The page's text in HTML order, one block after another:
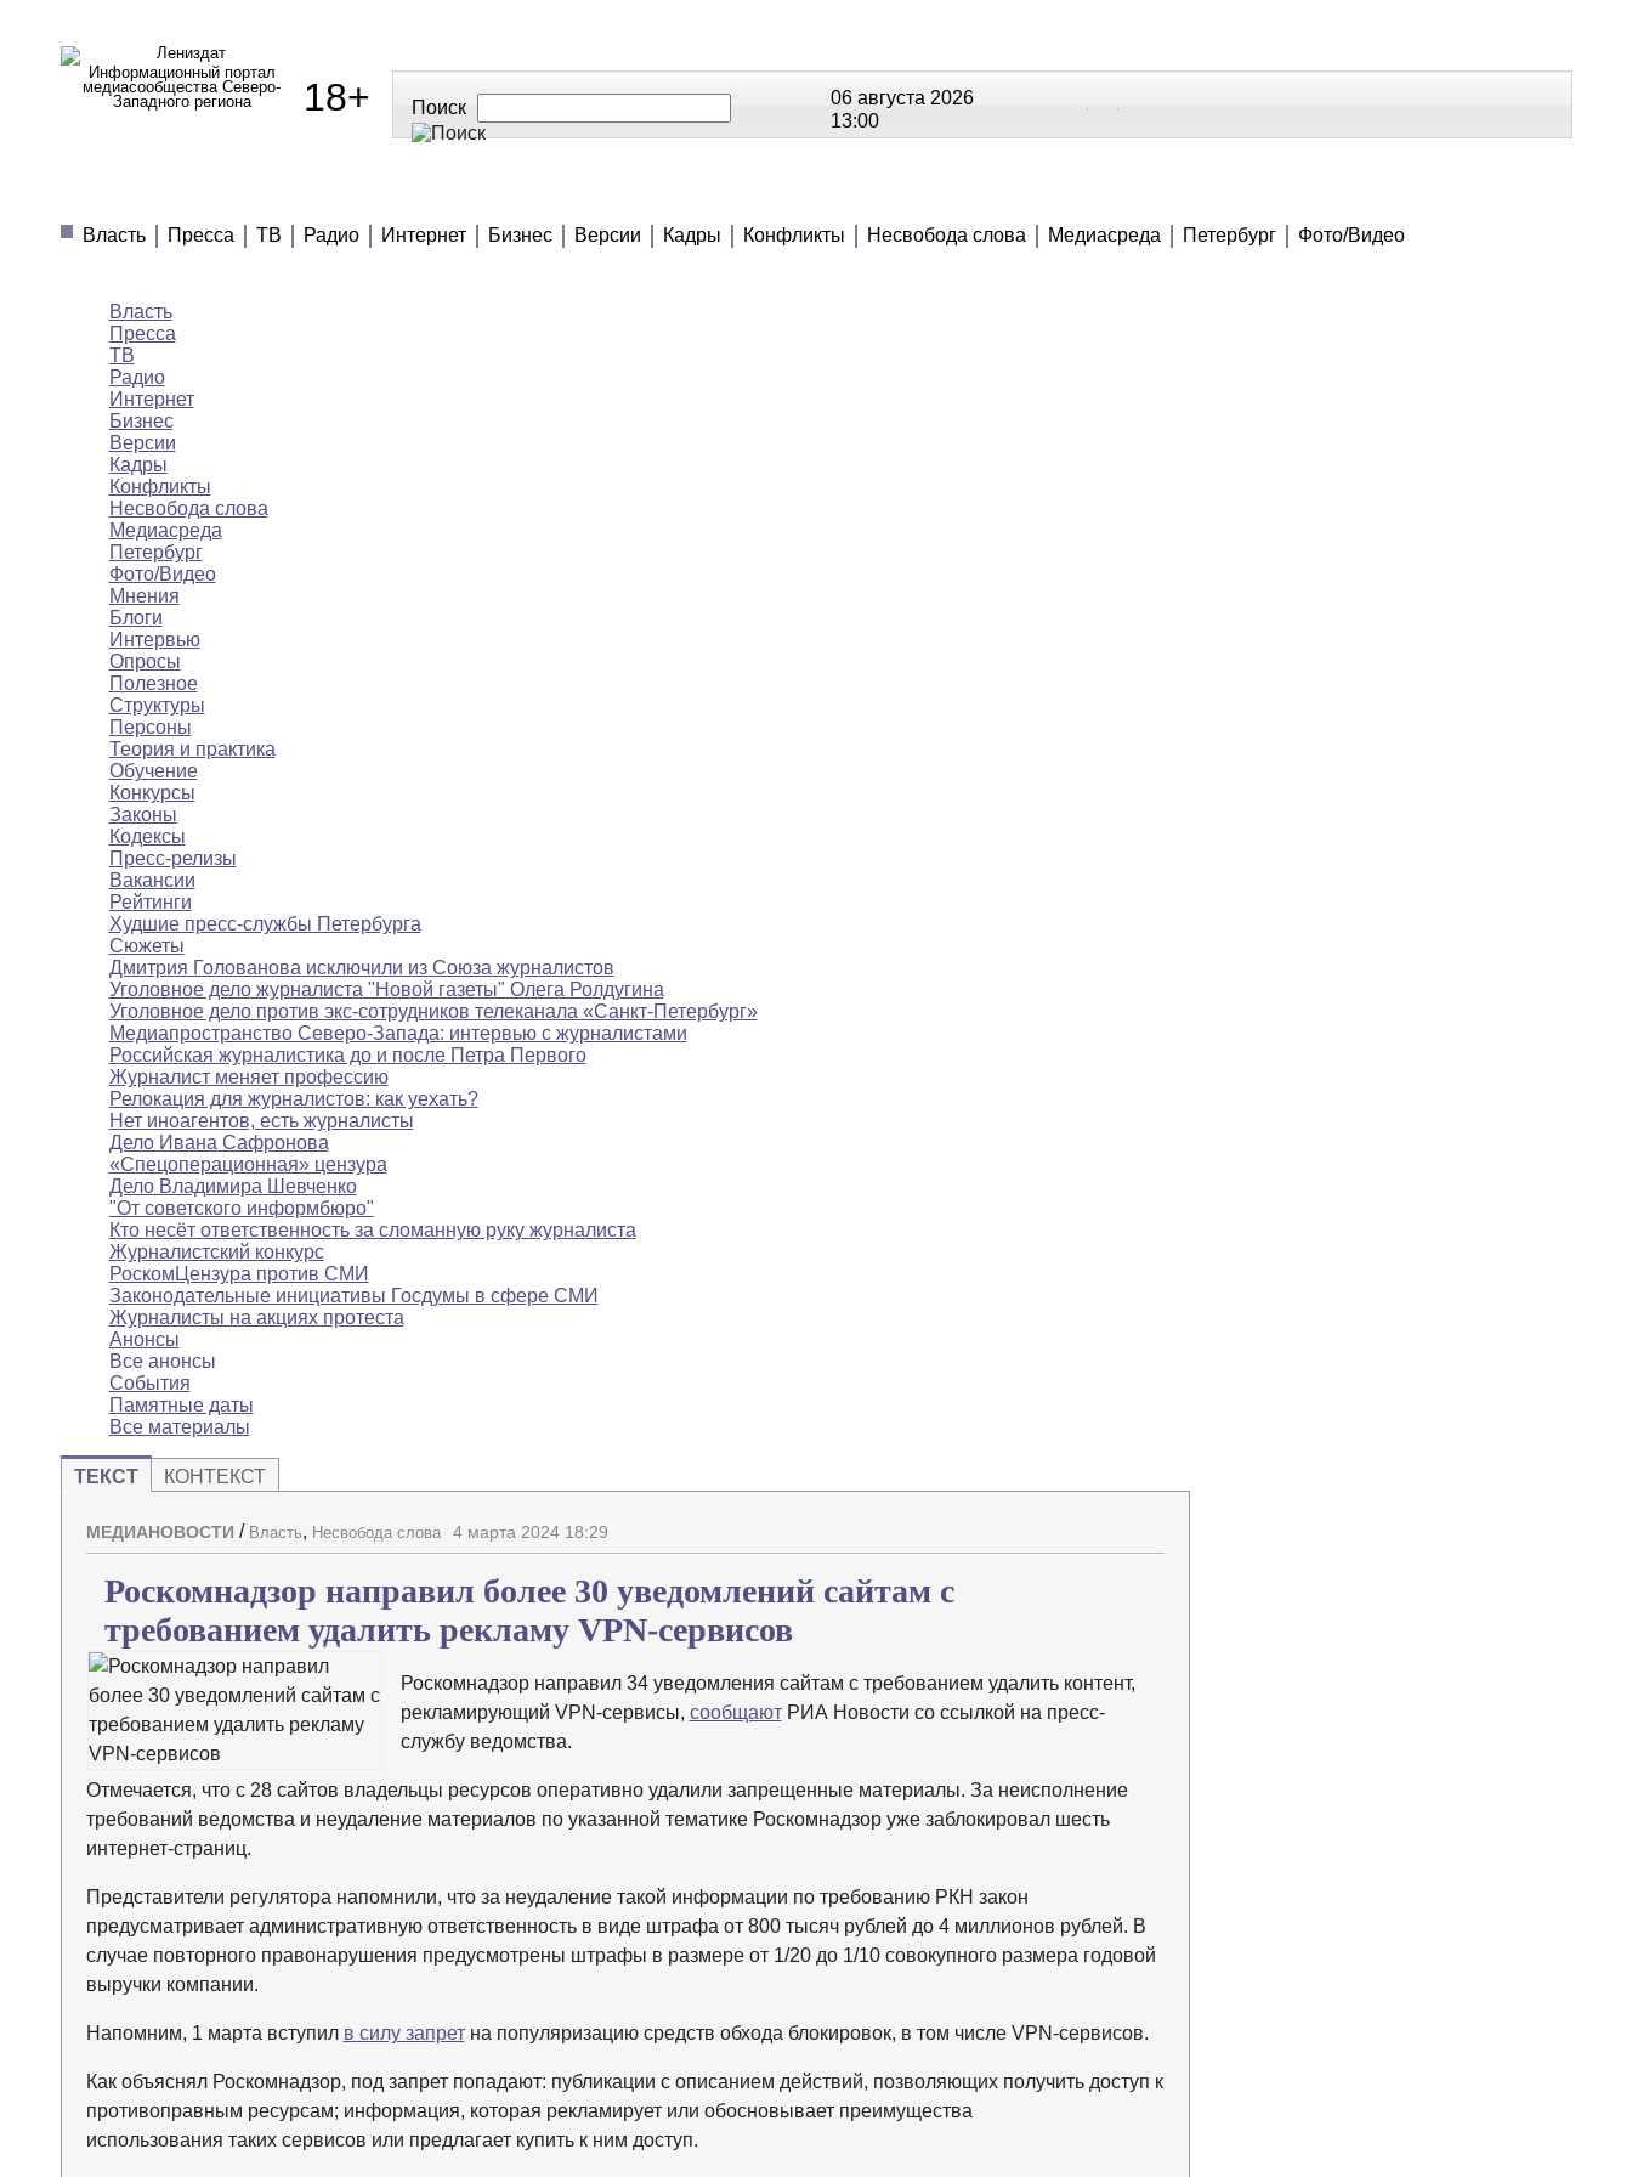
Информационный портал
медиасообщества Северо-
Западного региона
18+ Поиск
06 августа 2026
13:00
Власть
Пресса ТВ Радио Интернет Бизнес Версии Кадры Конфликты Несвобода слова Медиасреда Петербург Фото/Видео
Власть
Пресса
ТВ
Радио
Интернет
Бизнес
Версии
Кадры
Конфликты
Несвобода слова
Медиасреда
Петербург
Фото/Видео
Мнения
Блоги
Интервью
Опросы
Полезное
Структуры
Персоны
Теория и практика
Обучение
Конкурсы
Законы
Кодексы
Пресс-релизы
Вакансии
Рейтинги
Худшие пресс-службы Петербурга
Сюжеты
Дмитрия Голованова исключили из Союза журналистов
Уголовное дело журналиста "Новой газеты" Олега Ролдугина
Уголовное дело против экс-сотрудников телеканала «Санкт-Петербург»
Медиапространство Северо-Запада: интервью с журналистами
Российская журналистика до и после Петра Первого
Журналист меняет профессию
Релокация для журналистов: как уехать?
Нет иноагентов, есть журналисты
Дело Ивана Сафронова
«Спецоперационная» цензура
Дело Владимира Шевченко
"От советского информбюро"
Кто несёт ответственность за сломанную руку журналиста
Журналистский конкурс
РоскомЦензура против СМИ
Законодательные инициативы Госдумы в сфере СМИ
Журналисты на акциях протеста
Анонсы
Все анонсы
События
Памятные даты
Все материалы
ТЕКСТ КОНТЕКСТ
МЕДИАНОВОСТИ / Власть, Несвобода слова 4 марта 2024 18:29
Роскомнадзор направил более 30 уведомлений сайтам с
требованием удалить рекламу VPN-сервисов
Роскомнадзор направил 34 уведомления сайтам с требованием удалить контент,
рекламирующий VPN-сервисы, сообщаютРИА Новости со ссылкой на пресс-
службу ведомства.
Отмечается, что с 28 сайтов владельцы ресурсов оперативно удалили запрещенные материалы. За неисполнение
требований ведомства и неудаление материалов по указанной тематике Роскомнадзор уже заблокировал шесть
интернет-страниц.
Представители регулятора напомнили, что за неудаление такой информации по требованию РКН закон
предусматривает административную ответственность в виде штрафа от 800 тысяч рублей до 4 миллионов рублей. В
случае повторного правонарушения предусмотрены штрафы в размере от 1/20 до 1/10 совокупного размера годовой
выручки компании.
Напомним, 1 марта вступил в силу запретна популяризацию средств обхода блокировок, в том числе VPN-сервисов.
Как объяснял Роскомнадзор, под запрет попадают: публикации с описанием действий, позволяющих получить доступ к
противоправным ресурсам; информация, которая рекламирует или обосновывает преимущества
использования таких сервисов или предлагает купить к ним доступ.